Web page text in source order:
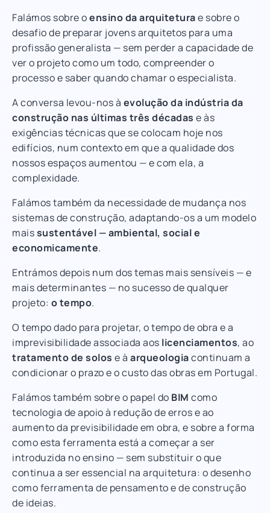
Falámos sobre oensino da arquiteturae sobre o
desafio de preparar jovens arquitetos para uma
profissão generalista — sem perder a capacidade de
ver o projeto como um todo, compreender o
processo e saber quando chamar o especialista.
A conversa levou-nos à evolução da indústria da
construção nas últimas três décadas e às
exigências técnicas que se colocam hoje nos
edifícios, num contexto em que a qualidade dos
nossos espaços aumentou — e com ela, a
complexidade.
Falámos também da necessidade de mudança nos
sistemas de construção, adaptando-os a um modelo
maissustentável — ambiental, social e
economicamente.
Entrámos depois num dos temas mais sensíveis — e
mais determinantes — no sucesso de qualquer
projeto: o tempo.
O tempo dado para projetar, o tempo de obra e a
imprevisibilidade associada aos licenciamentos, ao
tratamento de solos e à arqueologiacontinuam a
condicionar o prazo e o custo das obras em Portugal.
Falámos também sobre o papel do BIM como
tecnologia de apoio à redução de erros e ao
aumento da previsibilidade em obra, e sobre a forma
como esta ferramenta está a começar a ser
introduzida no ensino — sem substituir o que
continua a ser essencial na arquitetura: o desenho
como ferramenta de pensamento e de construção
de ideias.